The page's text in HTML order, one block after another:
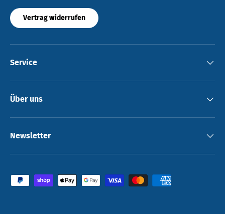
Vertrag widerrufen
Service
Über uns
Newsletter
Zahlungsmethoden